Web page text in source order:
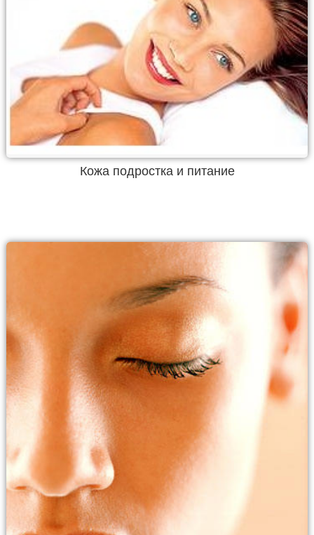
Кожа подростка и питание